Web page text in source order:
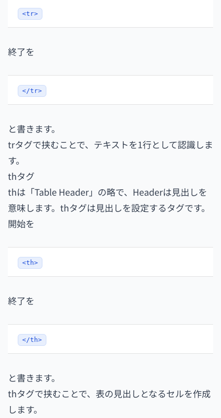
<tr>
終了を
</tr>
と書きます。
trタグで挟むことで、テキストを1行として認識しま
す。
thタグ
thは「Table Header」の略で、Headerは見出しを
意味します。thタグは見出しを設定するタグです。
開始を
<th>
終了を
</th>
と書きます。
thタグで挟むことで、表の見出しとなるセルを作成
します。